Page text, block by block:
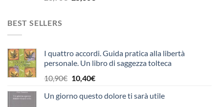
BEST SELLERS
I quattro accordi. Guida pratica alla libertà
personale. Un libro di saggezza tolteca
10,90€ Il
originale
10,40€Il
attuale
Un giorno questo dolore ti sarà utile